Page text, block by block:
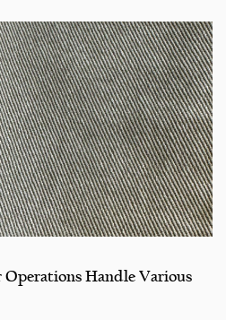
kami tentang
Can Antimicrobial Outdoor